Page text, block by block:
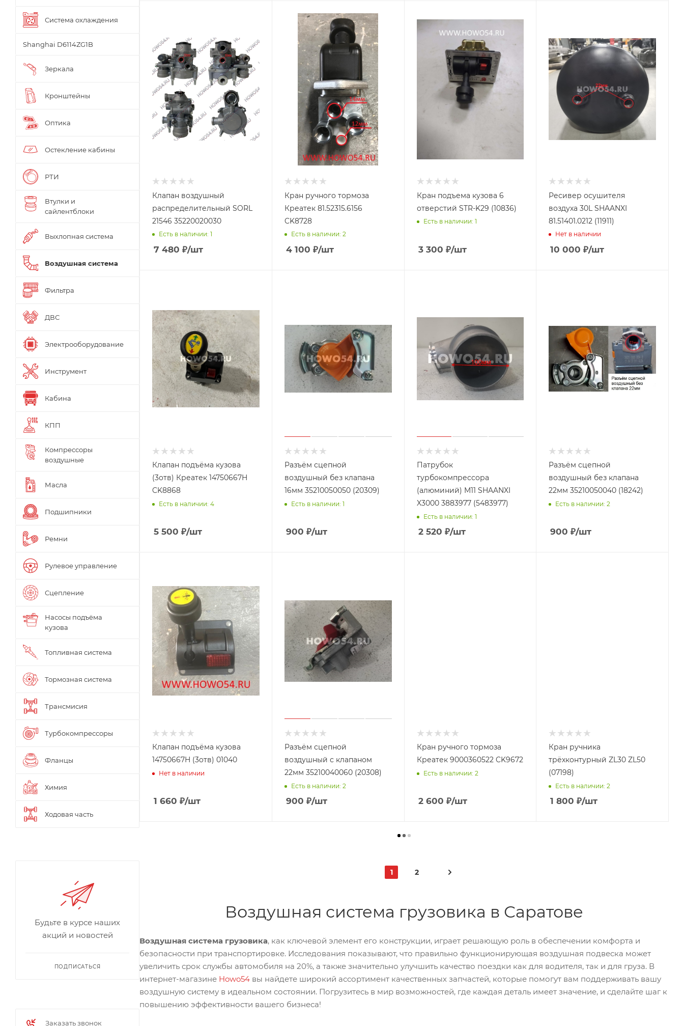
Клапан воздушный
распределительный SORL
21546 35220020030
Есть в наличии: 1
7 480 ₽/шт
Кран ручного тормоза
Креатек 81.52315.6156
CK8728
Есть в наличии: 2
4 100 ₽/шт
Кран подъема кузова 6
отверстий STR-K29 (10836)
Есть в наличии: 1
3 300 ₽/шт
Ресивер осушителя
воздуха 30L SHAANXI
81.51401.0212 (11911)
Нет в наличии
10 000 ₽/шт
Клапан подъёма кузова
(3отв) Креатек 14750667H
CK8868
Есть в наличии: 4
5 500 ₽/шт
Разъём сцепной
воздушный без клапана
16мм 35210050050 (20309)
Есть в наличии: 1
900 ₽/шт
Патрубок
турбокомпрессора
(алюминий) M11 SHAANXI
X3000 3883977 (5483977)
Есть в наличии: 1
2 520 ₽/шт
Разъём сцепной
воздушный без клапана
22мм 35210050040 (18242)
Есть в наличии: 2
900 ₽/шт
Клапан подъёма кузова
14750667H (3отв) 01040
Нет в наличии
1 660 ₽/шт
Разъём сцепной
воздушный с клапаном
22мм 35210040060 (20308)
Есть в наличии: 2
900 ₽/шт
Кран ручного тормоза
Креатек 9000360522 CK9672
Есть в наличии: 2
2 600 ₽/шт
Кран ручника
трёхконтурный ZL30 ZL50
(07198)
Есть в наличии: 2
1 800 ₽/шт
1 2
Воздушная система грузовика в Саратове
Воздушная система грузовика, как ключевой элемент его конструкции, играет решающую роль в обеспечении комфорта и
безопасности при транспортировке. Исследования показывают, что правильно функционирующая воздушная подвеска может
увеличить срок службы автомобиля на 20%, а также значительно улучшить качество поездки как для водителя, так и для груза. В
интернет-магазине Howo54 вы найдете широкий ассортимент качественных запчастей, которые помогут вам поддерживать вашу
воздушную систему в идеальном состоянии. Погрузитесь в мир возможностей, где каждая деталь имеет значение, и сделайте шаг к
повышению эффективности вашего бизнеса!
Система охлаждения
Shanghai D6114ZG1B
Зеркала
Кронштейны
Оптика
Остекление кабины
РТИ
Втулки и
сайлентблоки
Выхлопная система
Воздушная система
Фильтра
ДВС
Электрооборудование
Инструмент
Кабина
КПП
Компрессоры
воздушные
Масла
Подшипники
Ремни
Рулевое управление
Сцепление
Насосы подъёма
кузова
Топливная система
Тормозная система
Трансмисия
Турбокомпрессоры
Фланцы
Химия
Ходовая часть
Будьте в курсе наших
акций и новостей
ПОДПИСАТЬСЯ
Заказать звонок